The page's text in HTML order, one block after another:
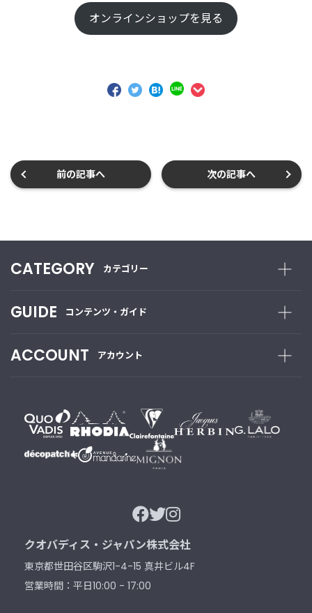
オンラインショップを見る
前の記事へ 次の記事へ
CATEGORY カテゴリー
GUIDE コンテンツ・ガイド
ACCOUNT アカウント
クオバディス・ジャパン株式会社
東京都世田谷区駒沢1-4-15 真井ビル4F
営業時間：平日10:00 - 17:00